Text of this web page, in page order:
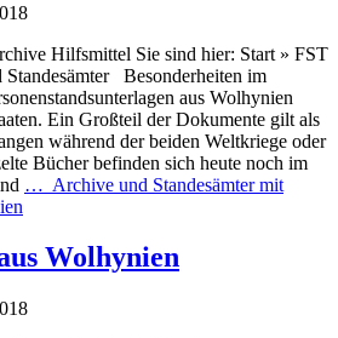
Hilfsmittel Sie sind hier: Start » FST
Besonderheiten im
aus Wolhynien
Ein Großteil der Dokumente gilt als
während der beiden Weltkriege oder
Bücher befinden sich heute noch im
… Archive und Standesämter mit
Wolhynien